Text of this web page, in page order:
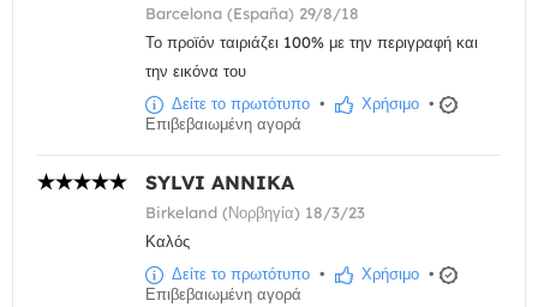
Barcelona (España) 29/8/18
Το προϊόν ταιριάζει 100% με την περιγραφή και
την εικόνα του
Δείτε το πρωτότυπο • Χρήσιμο •
Επιβεβαιωμένη αγορά
SYLVI ANNIKA
Birkeland (Νορβηγία) 18/3/23
Καλός
Δείτε το πρωτότυπο • Χρήσιμο •
Επιβεβαιωμένη αγορά